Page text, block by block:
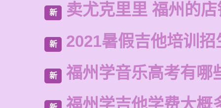
新 卖尤克里里 福州的
新 2021暑假吉他培训招
新 福州学音乐高考有哪
福州学吉他学费大概